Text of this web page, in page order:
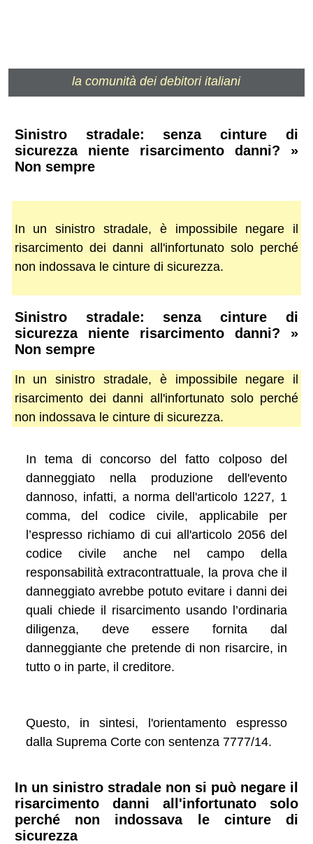
la comunità dei debitori italiani
Sinistro stradale: senza cinture di
sicurezza niente risarcimento danni? »
Non sempre
In un sinistro stradale, è impossibile negare il
risarcimento dei danni all'infortunato solo perché
non indossava le cinture di sicurezza.
Sinistro stradale: senza cinture di
sicurezza niente risarcimento danni? »
Non sempre
In un sinistro stradale, è impossibile negare il
risarcimento dei danni all'infortunato solo perché
non indossava le cinture di sicurezza.
In tema di concorso del fatto colposo del
danneggiato nella produzione dell'evento
dannoso, infatti, a norma dell'articolo 1227, 1
comma, del codice civile, applicabile per
l’espresso richiamo di cui all'articolo 2056 del
codice civile anche nel campo della
responsabilità extracontrattuale, la prova che il
danneggiato avrebbe potuto evitare i danni dei
quali chiede il risarcimento usando l’ordinaria
diligenza, deve essere fornita dal
danneggiante che pretende di non risarcire, in
tutto o in parte, il creditore.
Questo, in sintesi, l'orientamento espresso
dalla Suprema Corte con sentenza 7777/14.
In un sinistro stradale non si può negare il
risarcimento danni all'infortunato solo
perché non indossava le cinture di
sicurezza